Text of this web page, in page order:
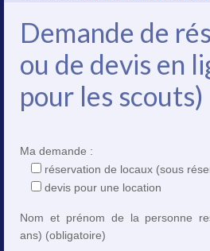
Demande de
ou de devis en
pour les scouts)
Ma demande :
réservation de locaux (sous
devis pour une location
Nom et prénom de la personne
ans) (obligatoire)